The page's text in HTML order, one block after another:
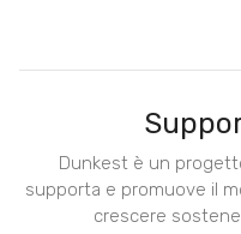
Dunkest è un
supporta e promuove il
crescere